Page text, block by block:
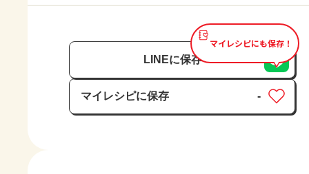
マイレシピにも保存！
LINEに保存
マイレシピに保存
保存済み
-